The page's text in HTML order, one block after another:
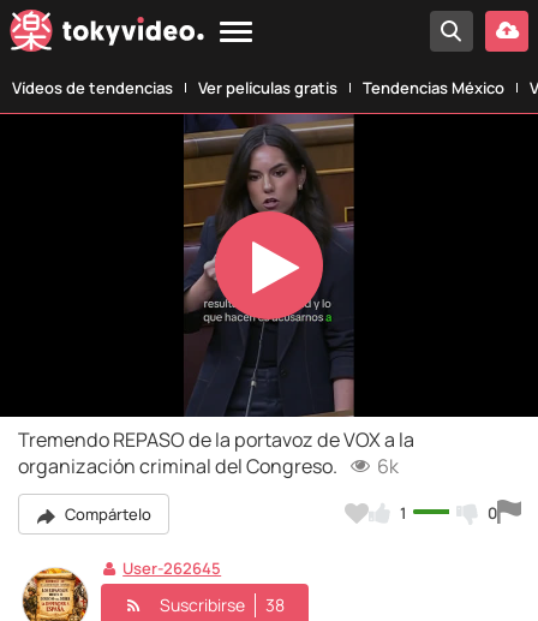
Vídeos de tendencias Ver películas gratis Tendencias México
Play
Video
Tremendo REPASO de la portavoz de VOX a la
organización criminal del Congreso.
6k
Compártelo 1 0
User-262645
Suscribirse 38